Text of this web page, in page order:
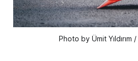
Photo by Ümit Yıldırım